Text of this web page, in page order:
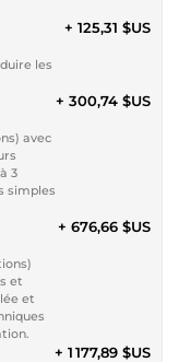
les
+ 125,31 $US
avec
3
simples
+ 300,74 $US
et
et
+ 676,66 $US
+ 1 177,89 $US